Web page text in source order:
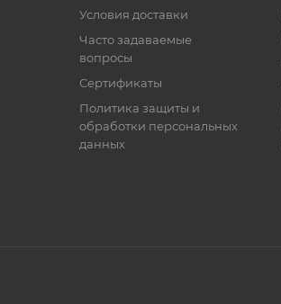
Условия доставки
Часто задаваемые
вопросы
Сертификаты
Политика защиты и
обработки персональных
данных